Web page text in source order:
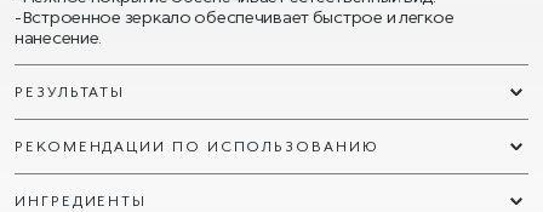
-Встроенное зеркало обеспечивает быстрое и легкое
нанесение.
РЕЗУЛЬТАТЫ
РЕКОМЕНДАЦИИ ПО ИСПОЛЬЗОВАНИЮ
ИНГРЕДИЕНТЫ